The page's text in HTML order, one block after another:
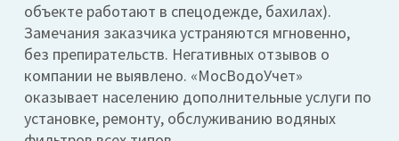
объекте работают в спецодежде, бахилах).
Замечания заказчика устраняются мгновенно,
без препирательств. Негативных отзывов о
компании не выявлено. «МосВодоУчет»
оказывает населению дополнительные услуги по
установке, ремонту, обслуживанию водяных